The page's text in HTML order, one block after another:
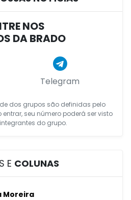
NOS
DA BRADO
Telegram
dos grupos são definidas pelo
seu número poderá ser visto
do grupo.
E COLUNAS
Moreira